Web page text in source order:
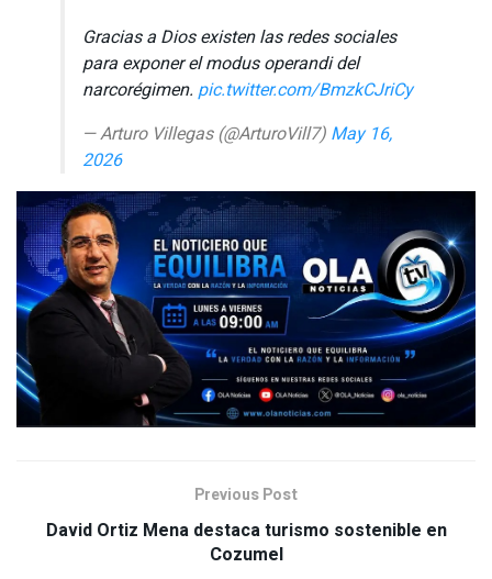
Gracias a Dios existen las redes sociales
para exponer el modus operandi del
narcorégimen. pic.twitter.com/BmzkCJriCy
— Arturo Villegas (@ArturoVill7) May 16,
2026
Previous Post
David Ortiz Mena destaca turismo sostenible en
Cozumel